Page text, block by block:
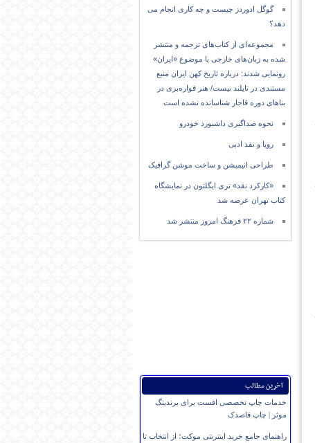
گوگل ادوردز چیست و چه کاری انجام می
دهد؟
مجموعه‌ای از کتاب‌های ترجمه و منتشر
شده به زبان‌های خارجی با موضوع «ایران»
رونمایی شدند: درباره تاریخ کهن ایران منبع
مستندی در تایلند نیست/ هنر قواره‌بری در
بناهای دوره قاجار شناسانده نشده است
نحوه صداگیری داشبورد خودرو
رویا و نقد ادبی
طراحی انیمیشن و ساخت موشن گرافیک
«کارکرد نقد» تری ایگلتون در نمایشگاه
کتاب تهران عرضه شد
شماره ۲۲ فرهنگ امروز منتشر شد
آخرین مطالب
خدمات چاپ تخصصی افست برای برندینگ
موثر | چاپ قاصدک
راهنمای جامع خرید اینترنتی موکت؛ از انتخاب تا